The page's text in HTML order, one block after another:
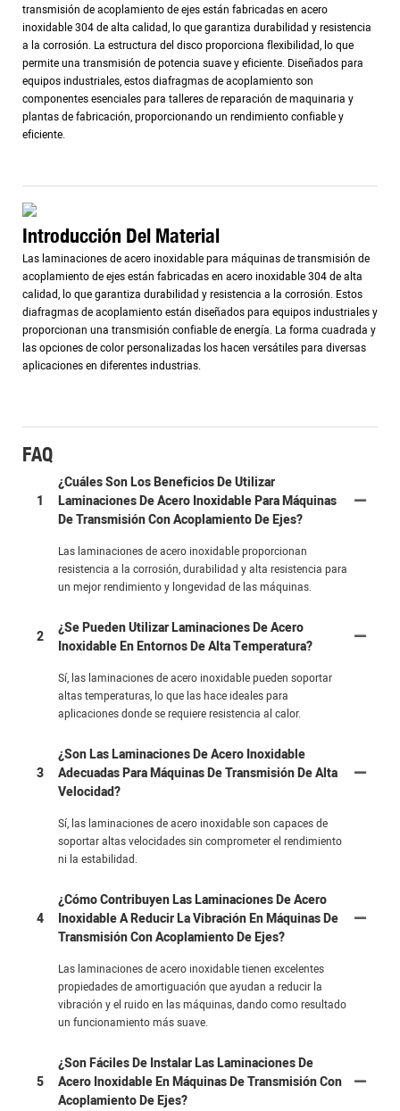
transmisión de acoplamiento de ejes están fabricadas en acero
inoxidable 304 de alta calidad, lo que garantiza durabilidad y resistencia
a la corrosión. La estructura del disco proporciona flexibilidad, lo que
permite una transmisión de potencia suave y eficiente. Diseñados para
equipos industriales, estos diafragmas de acoplamiento son
componentes esenciales para talleres de reparación de maquinaria y
plantas de fabricación, proporcionando un rendimiento confiable y
eficiente.
Introducción Del Material
Las laminaciones de acero inoxidable para máquinas de transmisión de
acoplamiento de ejes están fabricadas en acero inoxidable 304 de alta
calidad, lo que garantiza durabilidad y resistencia a la corrosión. Estos
diafragmas de acoplamiento están diseñados para equipos industriales y
proporcionan una transmisión confiable de energía. La forma cuadrada y
las opciones de color personalizadas los hacen versátiles para diversas
aplicaciones en diferentes industrias.
FAQ
1
¿Cuáles Son Los Beneficios De Utilizar
Laminaciones De Acero Inoxidable Para Máquinas
De Transmisión Con Acoplamiento De Ejes?
Las laminaciones de acero inoxidable proporcionan
resistencia a la corrosión, durabilidad y alta resistencia para
un mejor rendimiento y longevidad de las máquinas.
2
¿Se Pueden Utilizar Laminaciones De Acero
Inoxidable En Entornos De Alta Temperatura?
Sí, las laminaciones de acero inoxidable pueden soportar
altas temperaturas, lo que las hace ideales para
aplicaciones donde se requiere resistencia al calor.
3
¿Son Las Laminaciones De Acero Inoxidable
Adecuadas Para Máquinas De Transmisión De Alta
Velocidad?
Sí, las laminaciones de acero inoxidable son capaces de
soportar altas velocidades sin comprometer el rendimiento
ni la estabilidad.
4
¿Cómo Contribuyen Las Laminaciones De Acero
Inoxidable A Reducir La Vibración En Máquinas De
Transmisión Con Acoplamiento De Ejes?
Las laminaciones de acero inoxidable tienen excelentes
propiedades de amortiguación que ayudan a reducir la
vibración y el ruido en las máquinas, dando como resultado
un funcionamiento más suave.
5
¿Son Fáciles De Instalar Las Laminaciones De
Acero Inoxidable En Máquinas De Transmisión Con
Acoplamiento De Ejes?